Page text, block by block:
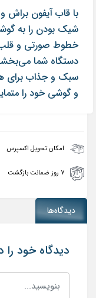
شیک بودن را به
خطوط صورتی و
دستگاه شما
سبک و جذاب برای
و گوشی خود را
امکان تحویل اکسپرس
۷ روز ضمانت بازگشت
دیدگاه‌ها
دیدگاه خود را